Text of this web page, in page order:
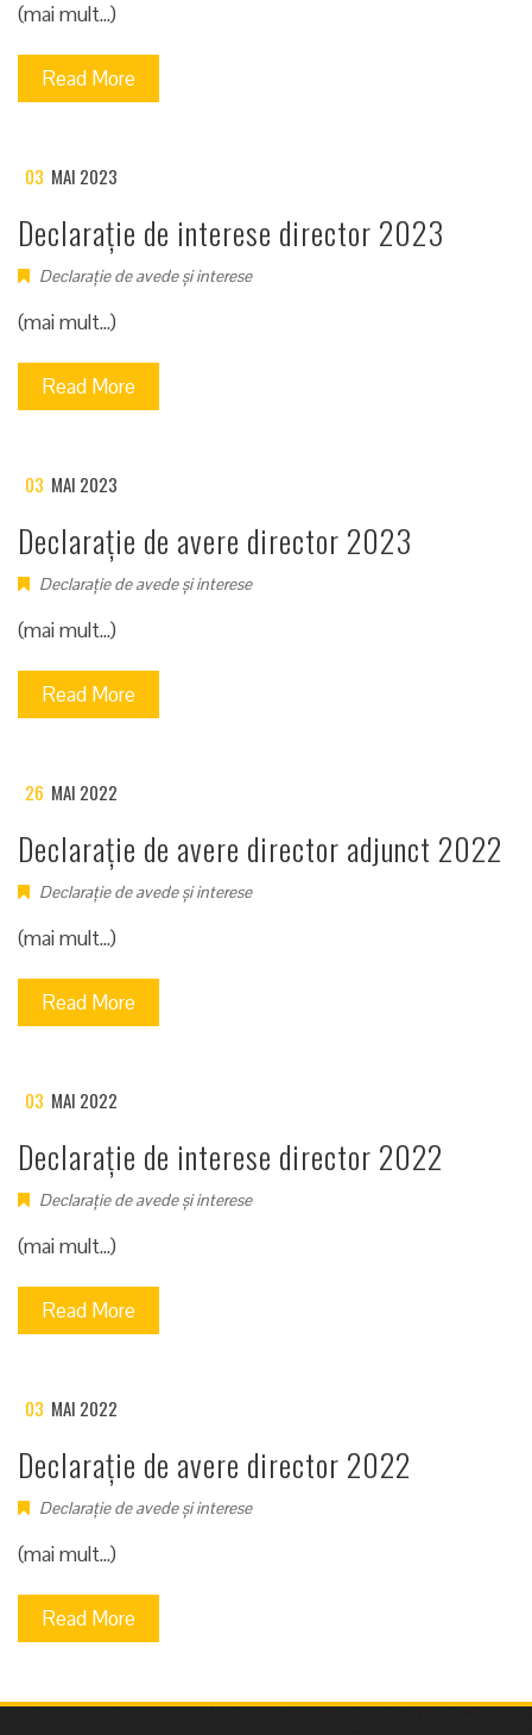
(mai mult…)
Read More
03 MAI 2023
Declarație de interese director 2023
Declarație de avede și interese
(mai mult…)
Read More
03 MAI 2023
Declarație de avere director 2023
Declarație de avede și interese
(mai mult…)
Read More
26 MAI 2022
Declarație de avere director adjunct 2022
Declarație de avede și interese
(mai mult…)
Read More
03 MAI 2022
Declarație de interese director 2022
Declarație de avede și interese
(mai mult…)
Read More
03 MAI 2022
Declarație de avere director 2022
Declarație de avede și interese
(mai mult…)
Read More